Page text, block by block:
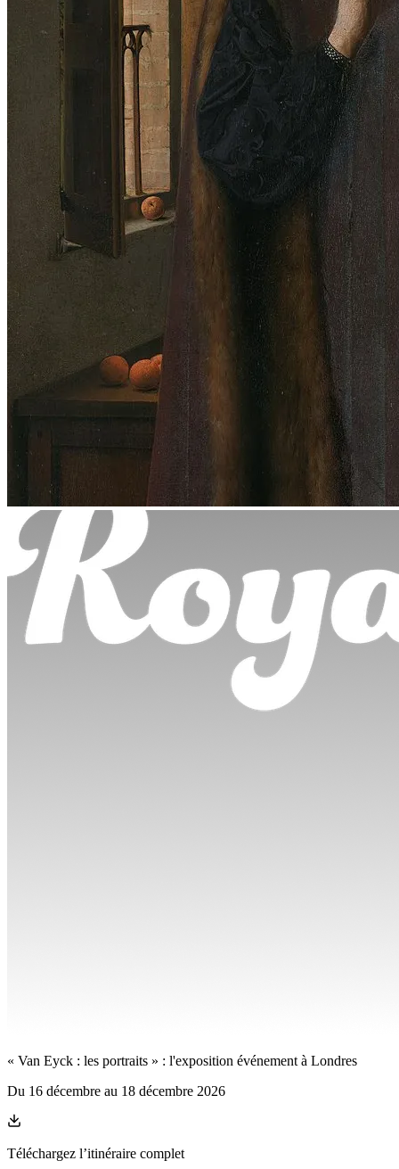
« Van Eyck : les portraits » : l'exposition événement à Londres
Du 16 décembre au 18 décembre 2026
Téléchargez l’itinéraire complet